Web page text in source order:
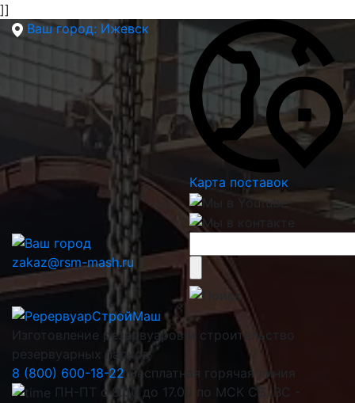
]]
Ваш город: Ижевск
Карта поставок
zakaz@rsm-mash.ru
Изготовление резервуаров и строительство
резервуарных парков
8 (800) 600-18-22 Бесплатная горячая линия
ПН-ПТ с 8.00 до 17.00 по МСК СБ, ВС -